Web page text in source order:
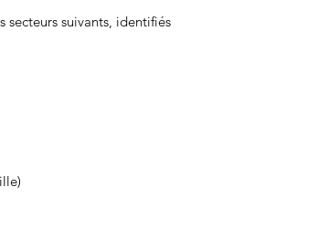
secteurs suivants, identifiés